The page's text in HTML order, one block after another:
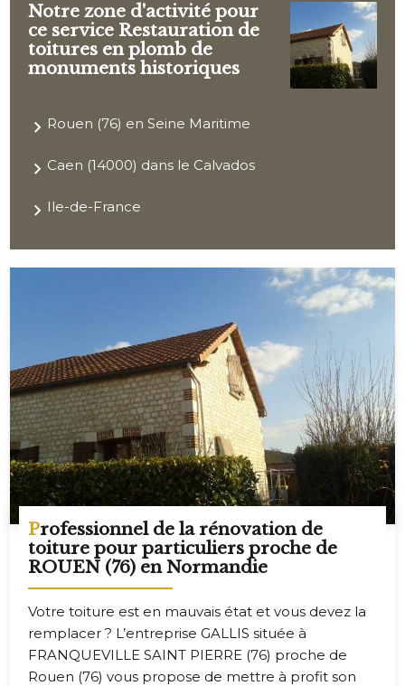
Notre zone d'activité pour
ce service Restauration de
toitures en plomb de
monuments historiques
Rouen (76) en Seine Maritime
Caen (14000) dans le Calvados
Ile-de-France
Professionnel de la rénovation de
toiture pour particuliers proche de
ROUEN (76) en Normandie
Votre toiture est en mauvais état et vous devez la
remplacer ? L’entreprise GALLIS située à
FRANQUEVILLE SAINT PIERRE (76) proche de
Rouen (76) vous propose de mettre à profit son